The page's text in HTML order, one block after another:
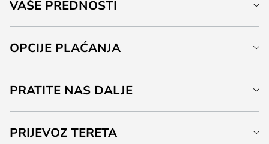
VAŠE PREDNOSTI
OPCIJE PLAĆANJA
PRATITE NAS DALJE
PRIJEVOZ TERETA